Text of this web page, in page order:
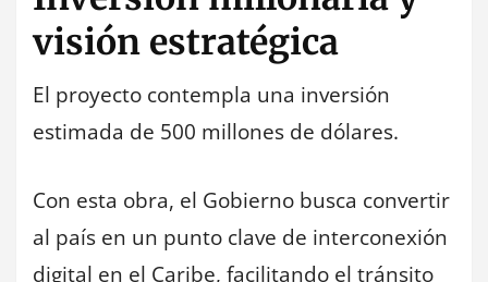
visión estratégica
El proyecto contempla una inversión
estimada de 500 millones de dólares.
Con esta obra, el Gobierno busca convertir
al país en un punto clave de interconexión
digital en el Caribe, facilitando el tránsito